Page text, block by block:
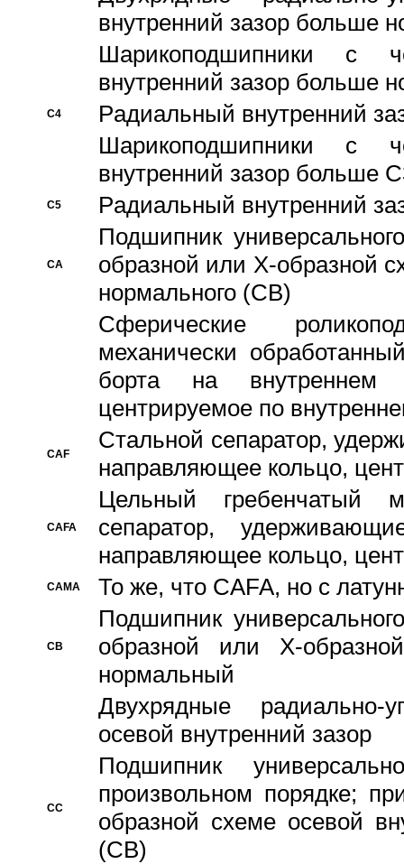
внутренний зазор больше
Шарикоподшипники с
внутренний зазор больше
C4
Pадиальный внутренний
Шарикоподшипники с
внутренний зазор больше
C5 Pадиальный внутренний
CA
Подшипник
образной или Х-образной
нормального (CB)
Сферические
механически
борта на внутреннем
центрируемое по
CAF
Стальной сепаратор,
направляющее кольцо,
CAFA
Цельный гребенчатый
сепаратор,
направляющее кольцо,
CAMA То же, что CAFA, но с
CB
Подшипник
образной или Х-
нормальный
Двухрядные радиально-
осевой внутренний зазор
CC
Подшипник
произвольном порядке;
образной схеме осевой
(CB)